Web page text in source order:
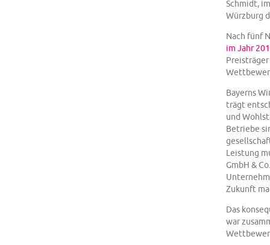
Schmidt,
Würzburg
Nach fünf
im Jahr
Bayerns
trägt
und
Betriebe
Leistung
GmbH &
Zukunft
Das
war